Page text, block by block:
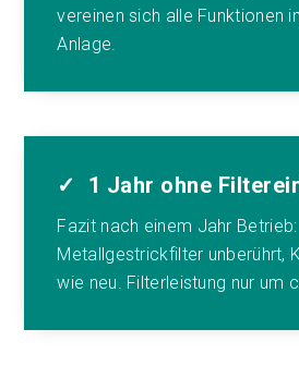
vereinen sich alle Funktionen
Anlage.
✓ 1 Jahr ohne
Fazit nach einem Jahr Betrieb:
Metallgestrickfilter unberührt,
wie neu. Filterleistung nur um